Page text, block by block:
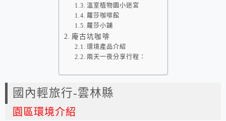
溫室植物園小迷宮
蘿莎咖啡館
蘿莎小舖
庵古坑咖啡
環境產品介紹
兩天一夜分享行程：
國內輕旅行-雲林縣
園區環境介紹